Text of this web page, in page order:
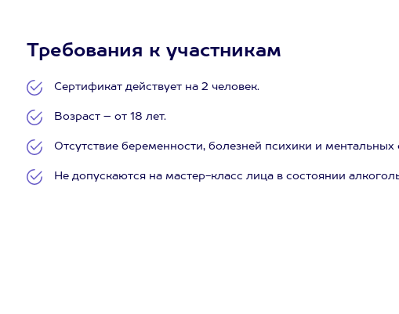
Требования к участникам
Сертификат действует на 2 человек.
Возраст – от 18 лет.
Отсутствие беременности, болезней психики и ментальных
Не допускаются на мастер-класс лица в состоянии